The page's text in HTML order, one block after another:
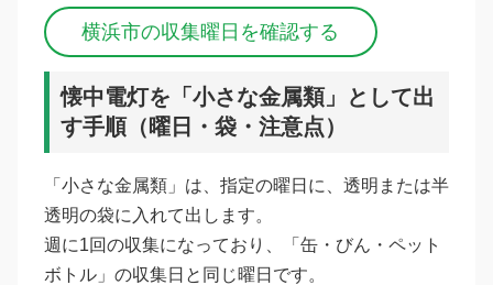
横浜市の収集曜日を確認する
懐中電灯を「小さな金属類」として出
す手順（曜日・袋・注意点）
「小さな金属類」は、指定の曜日に、透明または半
透明の袋に入れて出します。
週に1回の収集になっており、「缶・びん・ペット
ボトル」の収集日と同じ曜日です。